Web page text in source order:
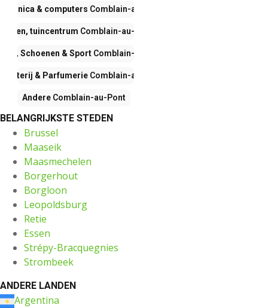
& computers Comblain-au-Pont
tuincentrum Comblain-au-Pont
Schoenen & SportComblain-au-Pont
& ParfumerieComblain-au-Pont
Andere Comblain-au-Pont
BELANGRIJKSTE STEDEN
Brussel
Maaseik
Maasmechelen
Borgerhout
Borgloon
Leopoldsburg
Retie
Essen
Strépy-Bracquegnies
Strombeek
ANDERE LANDEN
Argentina